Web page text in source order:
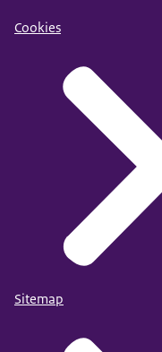
Cookies
Sitemap